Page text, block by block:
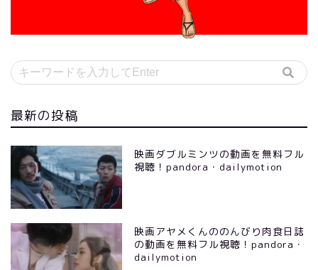
最新の投稿
映画ダブルミンツの動画を無料フル
視聴！pandora・dailymotion
映画アヤメくんののんびり肉食日誌
の動画を無料フル視聴！pandora・
dailymotion